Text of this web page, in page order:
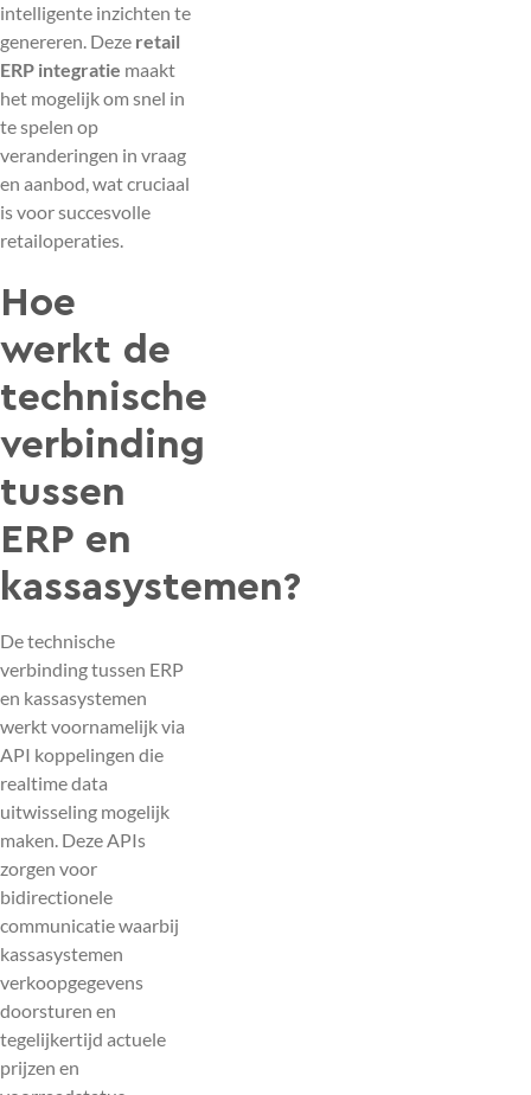
intelligente inzichten te
genereren. Deze retail
ERP integratie maakt
het mogelijk om snel in
te spelen op
veranderingen in vraag
en aanbod, wat cruciaal
is voor succesvolle
retailoperaties.
Hoe
werkt de
technische
verbinding
tussen
ERP en
kassasystemen?
De technische
verbinding tussen ERP
en kassasystemen
werkt voornamelijk via
API koppelingen die
realtime data
uitwisseling mogelijk
maken. Deze APIs
zorgen voor
bidirectionele
communicatie waarbij
kassasystemen
verkoopgegevens
doorsturen en
tegelijkertijd actuele
prijzen en